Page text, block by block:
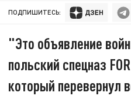
ПОДПИШИТЕСЬ:
"Это объявление
польский спецназ
который перевернул